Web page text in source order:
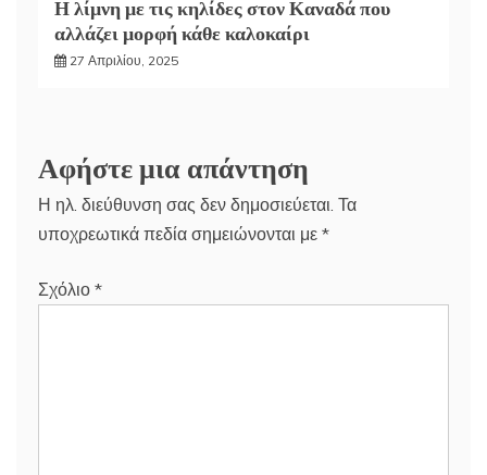
Η λίμνη με τις κηλίδες στον Καναδά που
αλλάζει μορφή κάθε καλοκαίρι
27 Απριλίου, 2025
Αφήστε μια απάντηση
Η ηλ. διεύθυνση σας δεν δημοσιεύεται. Τα
υποχρεωτικά πεδία σημειώνονται με *
Σχόλιο *